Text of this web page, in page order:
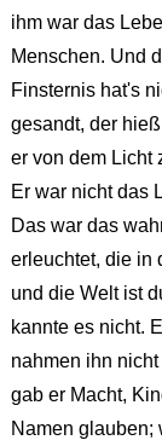
ihm war das
Menschen. Und
Finsternis hat's
gesandt, der
er von dem Licht
Er war nicht das
Das war das
erleuchtet, die in
und die Welt ist
kannte es nicht.
nahmen ihn
gab er Macht,
Namen glauben;